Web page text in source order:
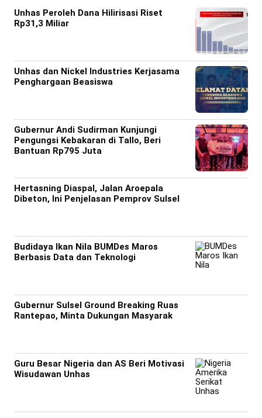
Unhas Peroleh Dana Hilirisasi Riset
Rp31,3 Miliar
Unhas dan Nickel Industries Kerjasama
Penghargaan Beasiswa
Gubernur Andi Sudirman Kunjungi
Pengungsi Kebakaran di Tallo, Beri
Bantuan Rp795 Juta
Hertasning Diaspal, Jalan Aroepala
Dibeton, Ini Penjelasan Pemprov Sulsel
Budidaya Ikan Nila BUMDes Maros
Berbasis Data dan Teknologi
Gubernur Sulsel Ground Breaking Ruas
Rantepao, Minta Dukungan Masyarak
Guru Besar Nigeria dan AS Beri Motivasi
Wisudawan Unhas